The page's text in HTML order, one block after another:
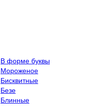
В форме буквы
Мороженое
Бисквитные
Безе
Блинные